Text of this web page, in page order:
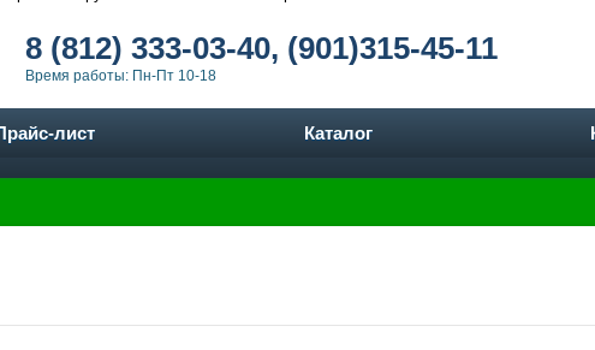
8 (812) 333-03-40, (901)315-45-11
Время работы: Пн-Пт 10-18
лист Каталог